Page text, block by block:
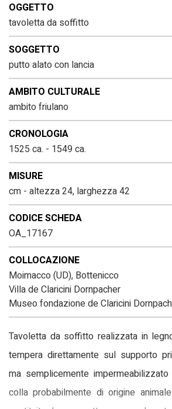
OGGETTO
tavoletta da soffitto
SOGGETTO
putto alato con lancia
AMBITO CULTURALE
ambito friulano
CRONOLOGIA
1525 ca. - 1549 ca.
MISURE
cm - altezza 24, larghezza 42
CODICE SCHEDA
OA_17167
COLLOCAZIONE
Moimacco (UD), Bottenicco
Villa de Claricini Dornpacher
Museo fondazione de Claricini
Tavoletta da soffitto realizzata in
tempera direttamente sul supporto
ma semplicemente
colla probabilmente di origine